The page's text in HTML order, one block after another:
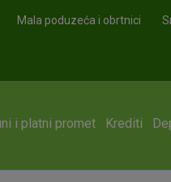
Mala poduzeća i obrtnici
i platni promet Krediti